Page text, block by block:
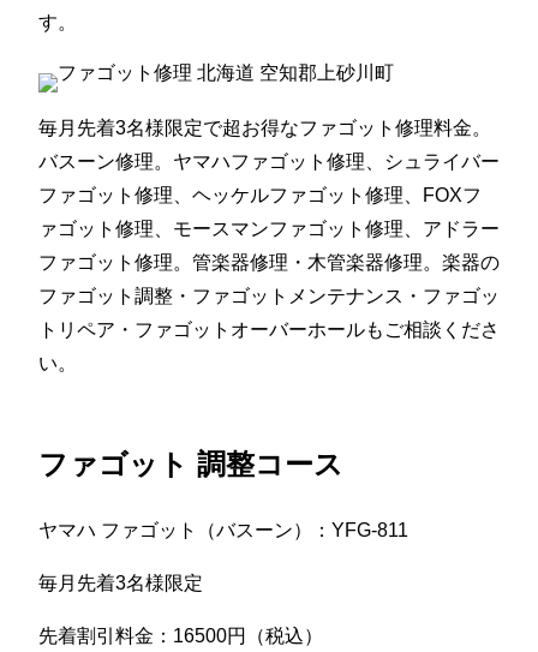
す。
毎月先着3名様限定で超お得なファゴット修理料金。
バスーン修理。ヤマハファゴット修理、シュライバー
ファゴット修理、ヘッケルファゴット修理、FOXフ
ァゴット修理、モースマンファゴット修理、アドラー
ファゴット修理。管楽器修理・木管楽器修理。楽器の
ファゴット調整・ファゴットメンテナンス・ファゴッ
トリペア・ファゴットオーバーホールもご相談くださ
い。
ファゴット 調整コース
ヤマハ ファゴット（バスーン）：YFG-811
毎月先着3名様限定
先着割引料金：16500円（税込）